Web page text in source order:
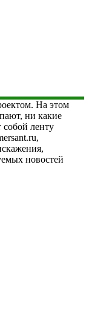
На этом
ни какие
собой ленту
новостей